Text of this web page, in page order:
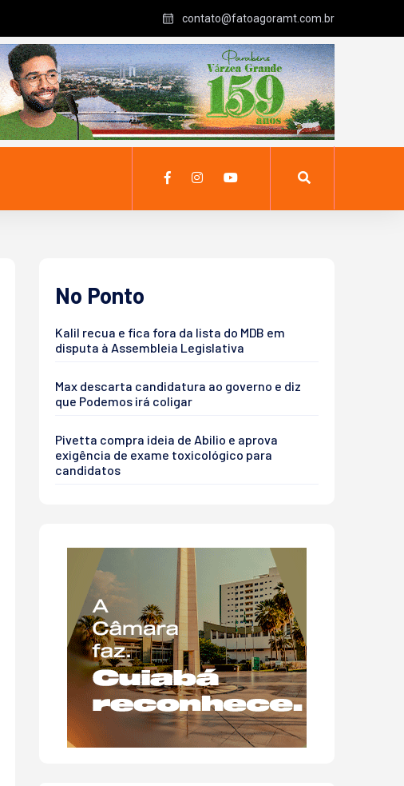
contato@fatoagoramt.com.br
No Ponto
Kalil recua e fica fora da lista do MDB em
disputa à Assembleia Legislativa
Max descarta candidatura ao governo e diz
que Podemos irá coligar
Pivetta compra ideia de Abilio e aprova
exigência de exame toxicológico para
candidatos